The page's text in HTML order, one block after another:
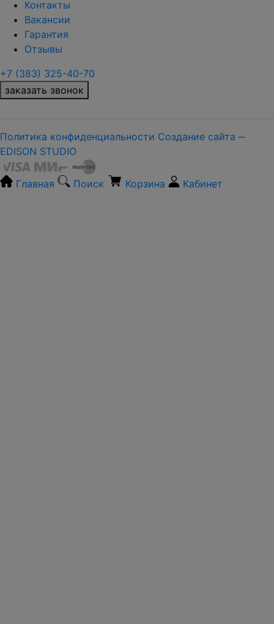
Контакты
Вакансии
Гарантия
Отзывы
+7 (383) 325-40-70
заказать звонок
Политика конфиденциальности Создание сайта ‒
EDISON STUDIO
Главная Поиск Корзина Кабинет